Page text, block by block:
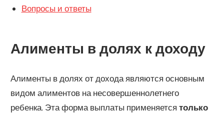
Вопросы и ответы
Алименты в долях к доходу
Алименты в долях от дохода являются основным
видом алиментов на несовершеннолетнего
ребенка. Эта форма выплаты применяетсятолько